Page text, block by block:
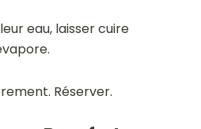
eau, laisser cuire
Réserver.